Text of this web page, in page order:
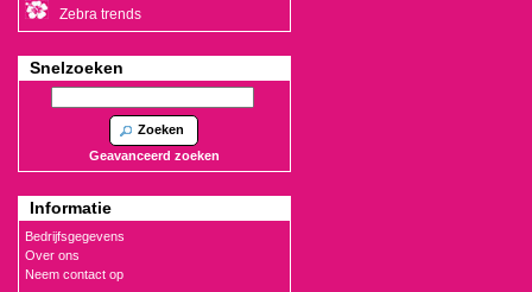
Zebra trends
Snelzoeken
Zoeken
Geavanceerd zoeken
Informatie
Bedrijfsgegevens
Over ons
Neem contact op